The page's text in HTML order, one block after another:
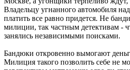
Владельцу угнанного автомобиля
платить все равно придется. Не
милиции, так частным детективам -
занялись независимыми поисками.
Бандюки откровенно вымогают
Милиция такого позволить себе не